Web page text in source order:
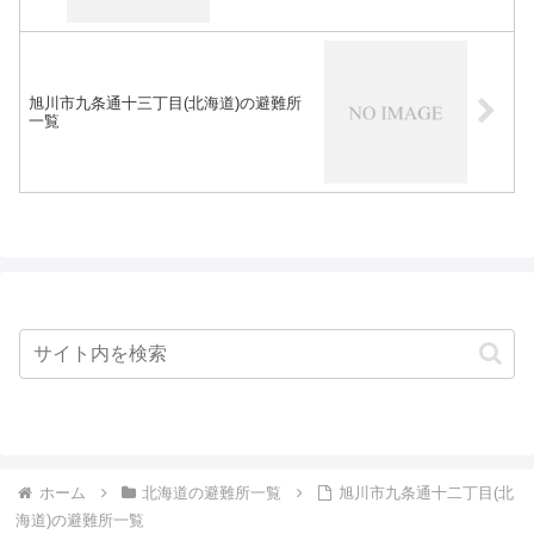
旭川市九条通十三丁目(北海道)の避難所
一覧
ホーム 北海道の避難所一覧
旭川市九条通十二丁目(北
海道)の避難所一覧